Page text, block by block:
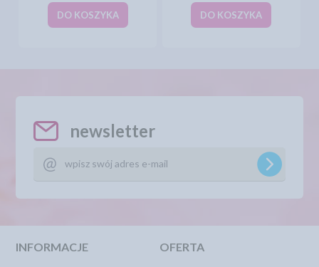
DO KOSZYKA DO KOSZYKA
newsletter
INFORMACJE OFERTA